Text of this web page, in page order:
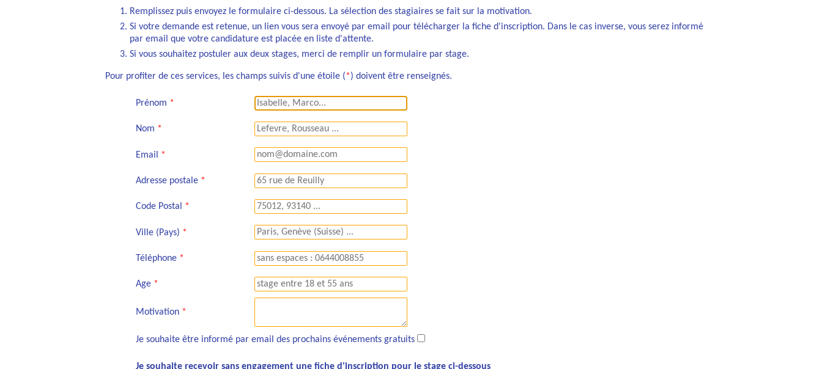
Remplissez puis envoyez le formulaire ci-dessous. La sélection des stagiaires se fait sur la motivation.
Si votre demande est retenue, un lien vous sera envoyé par email pour télécharger la fiche d'inscription. Dans le cas inverse, vous serez informé
par email que votre candidature est placée en liste d'attente.
Si vous souhaitez postuler aux deux stages, merci de remplir un formulaire par stage.
Pour profiter de ces services, les champs suivis d'une étoile (*) doivent être renseignés.
Prénom *
Nom *
Email *
Adresse postale *
Code Postal *
Ville (Pays) *
Téléphone *
Age *
Motivation *
Je souhaite être informé par email des prochains événements gratuits
Je souhaite recevoir sans engagement une fiche d'inscription pour le stage ci-dessous